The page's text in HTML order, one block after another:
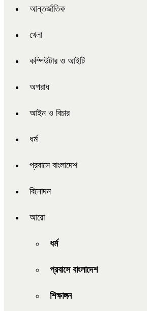
আন্তর্জাতিক
খেলা
কম্পিউটার ও আইটি
অপরাধ
আইন ও বিচার
ধর্ম
প্রবাসে বাংলাদেশ
বিনোদন
আরো
ধর্ম
প্রবাসে বাংলাদেশ
শিক্ষাঙ্গন